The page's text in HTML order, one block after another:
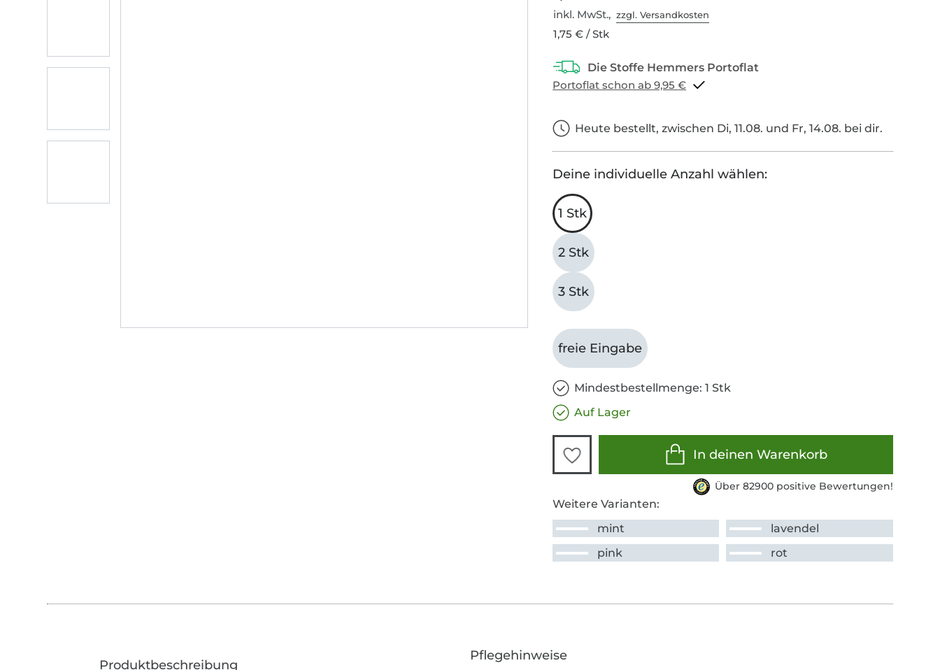
inkl. MwSt.,zzgl. Versandkosten
1,75 € / Stk
Portoflat schon ab 9,95 €
Heute bestellt, zwischen Di, 11.08. und Fr, 14.08. bei dir.
Deine individuelle Anzahl wählen:
1 Stk
2 Stk
3 Stk
freie Eingabe
Mindestbestellmenge: 1 Stk
Auf Lager
In deinen Warenkorb
Über 82900 positive Bewertungen!
Weitere Varianten:
mint
lavendel
pink
rot
Pflegehinweise